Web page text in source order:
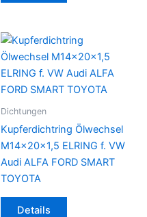
Dichtungen
Kupferdichtring Ölwechsel
M14x20x1,5 ELRING f. VW
Audi ALFA FORD SMART
TOYOTA
Details
Dieses